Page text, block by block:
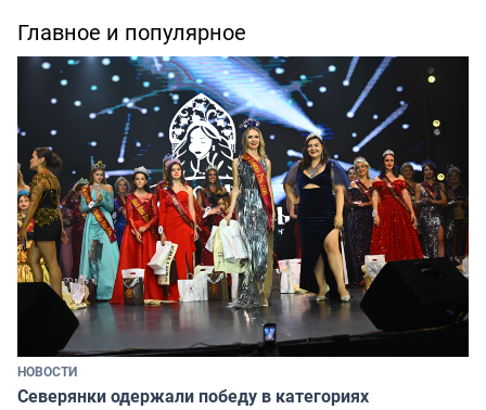
Главное и популярное
НОВОСТИ
Северянки одержали победу в категориях